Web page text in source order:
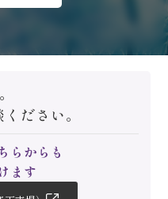
ださい。
らからも
ます